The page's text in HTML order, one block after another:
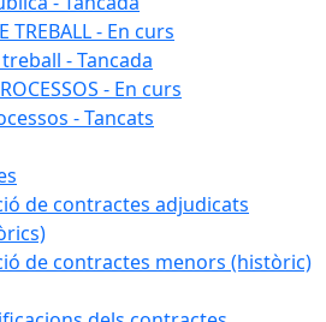
TREBALL - En curs
- Tancada
- En curs
- Tancats
de contractes adjudicats
de contractes menors (històric)